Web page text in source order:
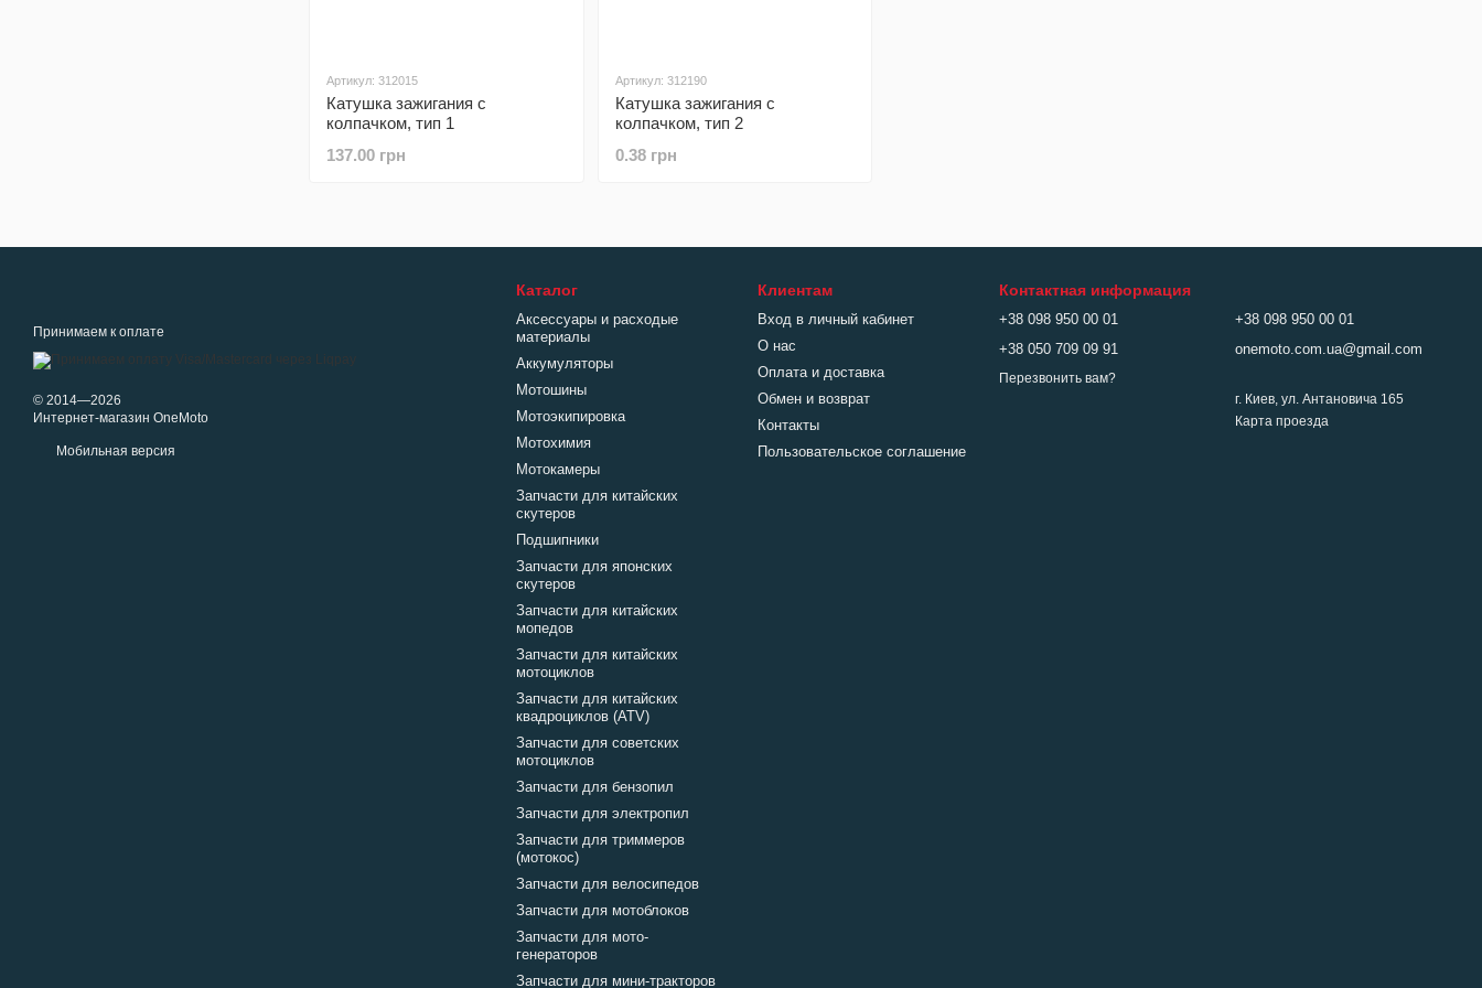
Артикул: 312015
Катушка зажигания с
колпачком, тип 1
137.00 грн
Артикул: 312190
Катушка зажигания с
колпачком, тип 2
0.38 грн
Принимаем к оплате
© 2014—2026
Интернет-магазин OneMoto
Мобильная версия
Каталог
Аксессуары и расходые
материалы
Аккумуляторы
Мотошины
Мотоэкипировка
Мотохимия
Мотокамеры
Запчасти для китайских
скутеров
Подшипники
Запчасти для японских
скутеров
Запчасти для китайских
мопедов
Запчасти для китайских
мотоциклов
Запчасти для китайских
квадроциклов (ATV)
Запчасти для советских
мотоциклов
Запчасти для бензопил
Запчасти для электропил
Запчасти для триммеров
(мотокос)
Запчасти для велосипедов
Запчасти для мотоблоков
Запчасти для мото-
генераторов
Запчасти для мини-тракторов
Клиентам
Вход в личный кабинет
О нас
Оплата и доставка
Обмен и возврат
Контакты
Пользовательское соглашение
Контактная информация
+38 098 950 00 01
+38 050 709 09 91
Перезвонить вам?
+38 098 950 00 01
onemoto.com.ua@gmail.com
г. Киев, ул. Антановича 165
Карта проезда